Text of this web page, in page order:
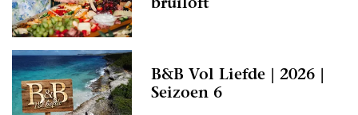
bruiloft
B&B Vol Liefde | 2026 |
Seizoen 6